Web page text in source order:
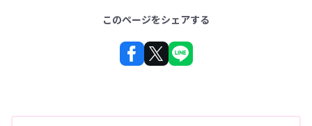
このページをシェアする